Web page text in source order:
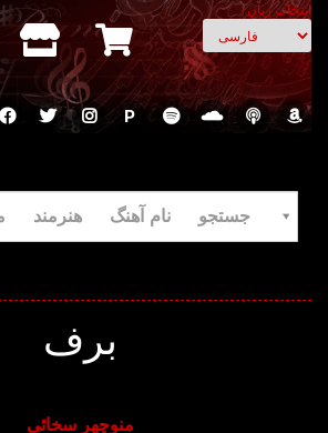
انتخاب زبان
P
جستجو نام آهنگ هنرمند
برف
منوچهر سخائی